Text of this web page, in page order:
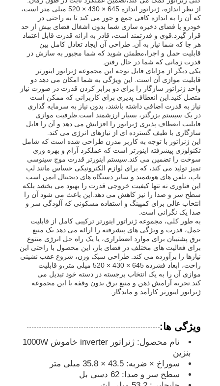
کارخانه تور
کنترل کیفیت
تماس با ما
اخبار
همه موارد
درخواست نقل قول
مجموعه دیزل ژنراتور
مجموعه ژنراتور بنزین
مجموعه ژنراتور اینورتر
مجموعه ژنراتور قابل حمل
مجموعه ژنراتور دیجیتال
ژنراتور فریم باز
از نظر اندازه، ژنراتور اندازه 645 × 430 × 520 میلی متر است،
که آن را به اندازه کافی جمع و جور می کند تا به راحتی در
خودرو یا فضای ذخیره سازی شما بدون اشغال فضای بیش از حد
قرار گیرد.قوي و قدرتمند است، قادر به ارائه قدرت قابل اعتماد
هر جا که شما نیاز به آن. طراحی آن ایجاد تعادل کامل بین
قابلیت حمل و اجرا،مطمئن شوید که شما مجبور به سازش در
قدرت زمانی که شما در حال رفتن.
یکی دیگر از مزایای قابل توجه این مجموعه ژنراتور اینورتر
قابلیت موازی آن است. این ویژگی به شما امکان می دهد دو
واحد ژنراتور سازگار را برای دو برابر کردن قدرت در صورت نیاز
متصل کنید.این انعطاف پذیری برای کاربرانی که ممکن است
نیاز به قدرت اضافی داشته باشند، بدون نیاز به سرمایه گذاری
در یک سیستم بزرگتر، بسیار ارزشمند است.ظرفیت موازی
قابلیت انعطاف پذیری ژنراتور را افزایش می دهد و آن را قابل
سازگاری با طیف گسترده ای از نیازهای انرژی می کند.
این ژنراتور با توجه به کاربر مدرن طراحی شده است که شامل
تکنولوژی پیشرفته اینورتر است که عملکرد آرام و بهره وری
سوخت را تضمین می کند.سیستم اینورتر قدرت موج سینوسی
تمیز تولید می کند، که برای لوازم الکترونیکی حساس مانند لپ
تاپ، تلفن های هوشمند و سایر دستگاه های دیجیتال ایمن است.
این فناوری نه تنها کیفیت خروجی قدرت را بهبود می بخشد بلکه
سطح سر و صدا را نیز کاهش می دهد.این باعث می شود آن را
انتخاب عالی برای کمپینگ و استفاده مسکونی که آلودگی سر و
صدا یک نگرانی است.
به طور کلی، مجموعه ژنراتور اینورتر ترکیبی کامل از قابلیت
حمل، قدرت و ویژگی های پیشرفته را ارائه می دهد.یک منبع
برق پشتیبان برای موارد اضطراری، یا یک راه حل انرژی متنوع
برای فعالیت های مختلف در فضای باز، این محصول با راحتی این
نیازها را برآورده می کند. طراحی سبک وزن، شروع عقب نشینی
راحت، ابعاد فشرده 645 × 430 × 520 میلی متر،و قابلیت
موازی آن را به یک انتخاب برجسته در دسته خود تبدیل می
کند.تجربه آرامش ذهن و منبع برق بدون وقفه با این مجموعه
ژنراتور اینورتر کارآمد و ماندگار.
ویژگی ها:
نام محصول: ژنراتور inverter خاموش 1000W
بنزین
سوراخ × ضربه: 43.5 × 35.8 میلی متر
سطح سر و صدا: 62 دسی بل